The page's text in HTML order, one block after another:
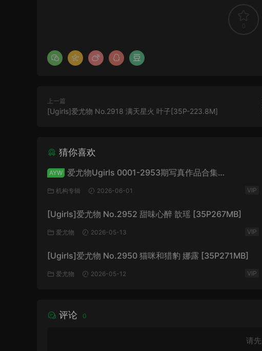
上一篇
[Ugirls]爱尤物 No.2918 满天星火 叶子[35P-223.8M]
猜你喜欢
AYW 爱尤物Ugirls 0001-2953期写真作品合集
[74766P+/147GB]
机构专辑 2026-06-01 VIP
[Ugirls]爱尤物 No.2952 甜味心醉 歆瑶 [35P267MB]
爱尤物 2026-05-13 VIP
[Ugirls]爱尤物 No.2950 猫咪和猎豹 娜露 [35P271MB]
爱尤物 2026-05-12 VIP
评论 0
请先